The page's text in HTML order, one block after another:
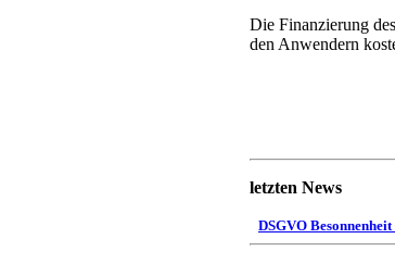
Die Finanzierung
den Anwendern
letzten News
DSGVO